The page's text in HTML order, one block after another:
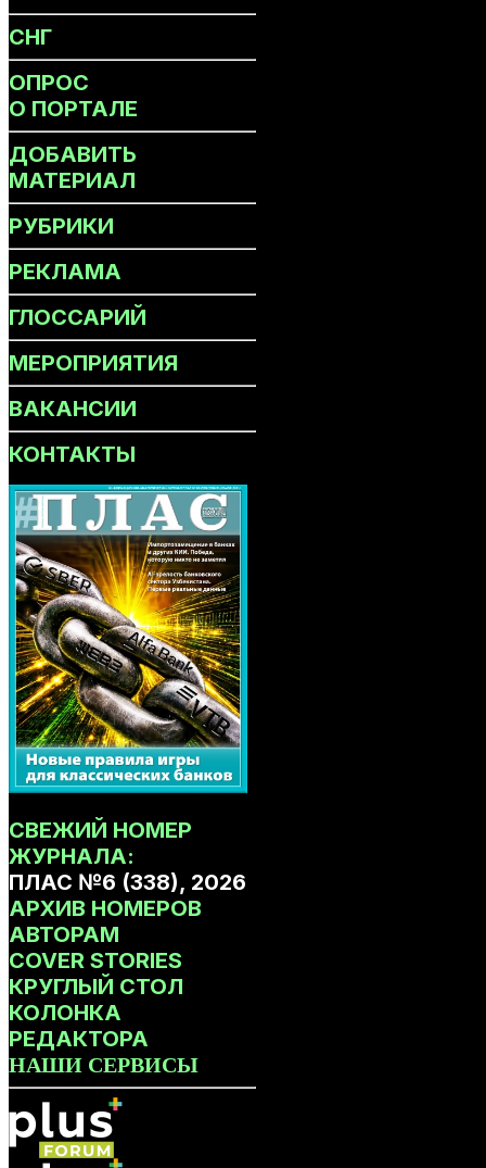
СНГ
ОПРОС
О ПОРТАЛЕ
ДОБАВИТЬ
МАТЕРИАЛ
РУБРИКИ
РЕКЛАМА
ГЛОССАРИЙ
МЕРОПРИЯТИЯ
ВАКАНСИИ
КОНТАКТЫ
СВЕЖИЙ НОМЕР
ЖУРНАЛА:
ПЛАС №6 (338), 2026
АРХИВ НОМЕРОВ
АВТОРАМ
COVER STORIES
КРУГЛЫЙ СТОЛ
КОЛОНКА
РЕДАКТОРА
НАШИ СЕРВИСЫ